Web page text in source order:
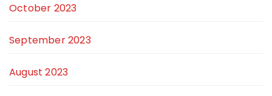
October 2023
September 2023
August 2023